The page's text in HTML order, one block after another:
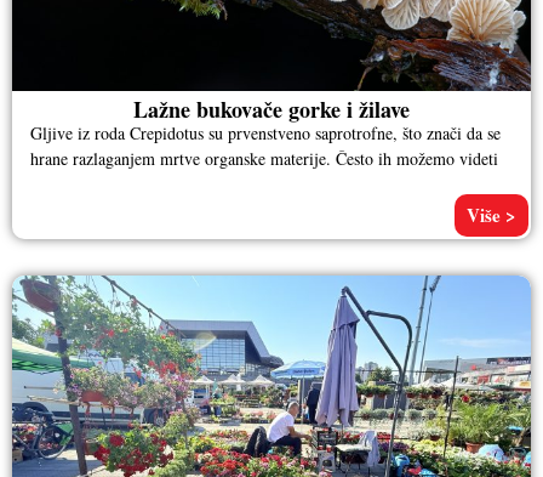
Lažne bukovače gorke i žilave
Gljive iz roda Crepidotus su prvenstveno saprotrofne, što znači da se
hrane razlaganjem mrtve organske materije. Često ih možemo videti
Više >